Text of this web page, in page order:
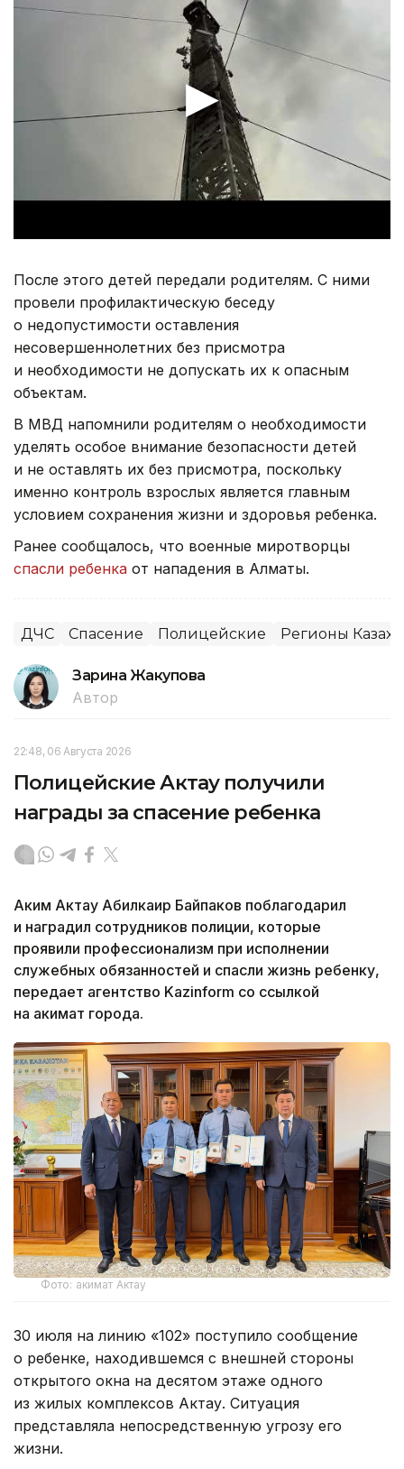
После этого детей передали родителям. С ними
провели профилактическую беседу
о недопустимости оставления
несовершеннолетних без присмотра
и необходимости не допускать их к опасным
объектам.
В МВД напомнили родителям о необходимости
уделять особое внимание безопасности детей
и не оставлять их без присмотра, поскольку
именно контроль взрослых является главным
условием сохранения жизни и здоровья ребенка.
Ранее сообщалось, что военные миротворцы
спасли ребенка от нападения в Алматы.
ДЧС Спасение Полицейские Регионы
Зарина Жакупова
Автор
22:48, 06 Августа 2026
Полицейские Актау получили
награды за спасение ребенка
Аким Актау Абилкаир Байпаков поблагодарил
и наградил сотрудников полиции, которые
проявили профессионализм при исполнении
служебных обязанностей и спасли жизнь ребенку,
передает агентство Kazinform со ссылкой
на акимат города.
Фото: акимат Актау
30 июля на линию «102» поступило сообщение
о ребенке, находившемся с внешней стороны
открытого окна на десятом этаже одного
из жилых комплексов Актау. Ситуация
представляла непосредственную угрозу его
жизни.